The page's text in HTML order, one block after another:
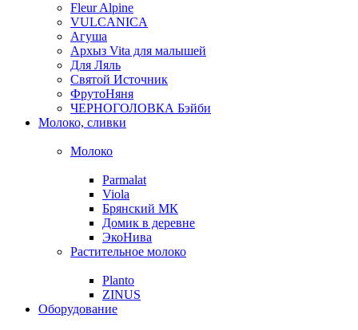
Fleur Alpine
VULCANICA
Агуша
Архыз Vita для малышей
Для Ляль
Святой Источник
ФрутоНяня
ЧЕРНОГОЛОВКА Бэйби
Молоко, сливки
Молоко
Parmalat
Viola
Брянский МК
Домик в деревне
ЭкоНива
Растительное молоко
Planto
ZINUS
Оборудование